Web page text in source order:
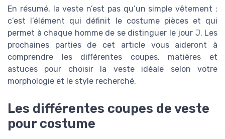
En résumé, la veste n’est pas qu’un simple vêtement :
c’est l’élément qui définit le costume pièces et qui
permet à chaque homme de se distinguer le jour J. Les
prochaines parties de cet article vous aideront à
comprendre les différentes coupes, matières et
astuces pour choisir la veste idéale selon votre
morphologie et le style recherché.
Les différentes coupes de veste
pour costume